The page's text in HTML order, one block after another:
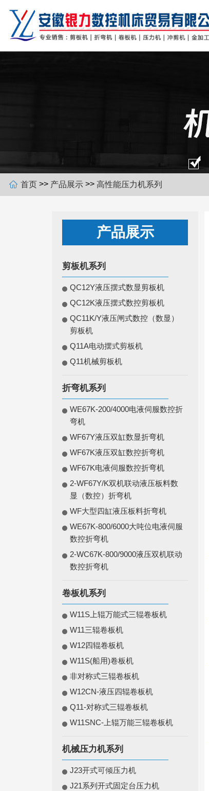
首页 >> 产品展示 >> 高性能压力机系列
产品展示
剪板机系列
QC12Y液压摆式数显剪板机
QC12K液压摆式数控剪板机
QC11K/Y液压闸式数控（数显）
剪板机
Q11A电动摆式剪板机
Q11机械剪板机
折弯机系列
WE67K-200/4000电液伺服数控折
弯机
WF67Y液压双缸数显折弯机
WF67K液压双缸数控折弯机
WF67K电液伺服数控折弯机
2-WF67Y/K双机联动液压板料数
显（数控）折弯机
WF大型四缸液压板料折弯机
WE67K-800/6000大吨位电液伺服
数控折弯机
2-WC67K-800/9000液压双机联动
数控折弯机
卷板机系列
W11S上辊万能式三辊卷板机
W11三辊卷板机
W12四辊卷板机
W11S(船用)卷板机
非对称式三辊卷板机
W12CN-液压四辊卷板机
Q11-对称式三辊卷板机
W11SNC-上辊万能三辊卷板机
机械压力机系列
J23开式可倾压力机
J21系列开式固定台压力机